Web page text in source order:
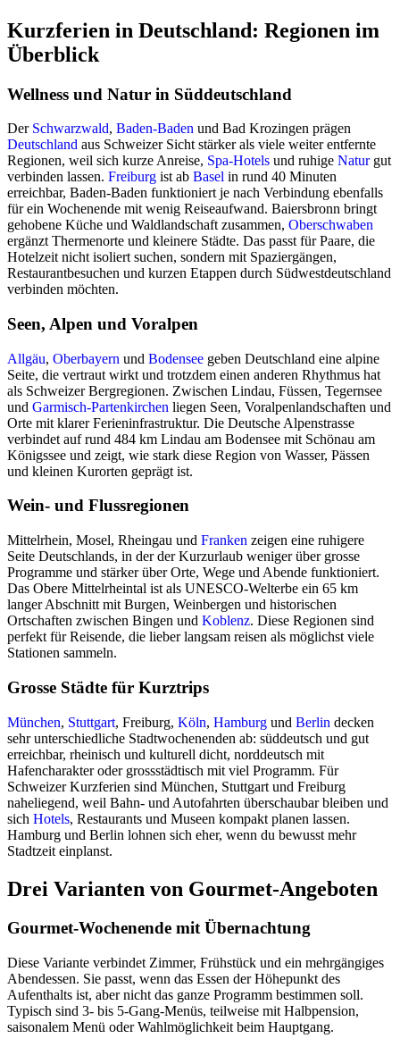
Kurzferien in Deutschland: Regionen im
Überblick
Wellness und Natur in Süddeutschland
Der Schwarzwald, Baden-Baden und Bad Krozingen prägen
Deutschland aus Schweizer Sicht stärker als viele weiter entfernte
Regionen, weil sich kurze Anreise, Spa-Hotels und ruhige Naturgut
verbinden lassen. Freiburg ist ab Basel in rund 40 Minuten
erreichbar, Baden-Baden funktioniert je nach Verbindung ebenfalls
für ein Wochenende mit wenig Reiseaufwand. Baiersbronn bringt
gehobene Küche und Waldlandschaft zusammen, Oberschwaben
ergänzt Thermenorte und kleinere Städte. Das passt für Paare, die
Hotelzeit nicht isoliert suchen, sondern mit Spaziergängen,
Restaurantbesuchen und kurzen Etappen durch Südwestdeutschland
verbinden möchten.
Seen, Alpen und Voralpen
Allgäu, Oberbayern und Bodensee geben Deutschland eine alpine
Seite, die vertraut wirkt und trotzdem einen anderen Rhythmus hat
als Schweizer Bergregionen. Zwischen Lindau, Füssen, Tegernsee
und Garmisch-Partenkirchen liegen Seen, Voralpenlandschaften und
Orte mit klarer Ferieninfrastruktur. Die Deutsche Alpenstrasse
verbindet auf rund 484 km Lindau am Bodensee mit Schönau am
Königssee und zeigt, wie stark diese Region von Wasser, Pässen
und kleinen Kurorten geprägt ist.
Wein- und Flussregionen
Mittelrhein, Mosel, Rheingau und Franken zeigen eine ruhigere
Seite Deutschlands, in der der Kurzurlaub weniger über grosse
Programme und stärker über Orte, Wege und Abende funktioniert.
Das Obere Mittelrheintal ist als UNESCO-Welterbe ein 65 km
langer Abschnitt mit Burgen, Weinbergen und historischen
Ortschaften zwischen Bingen und Koblenz. Diese Regionen sind
perfekt für Reisende, die lieber langsam reisen als möglichst viele
Stationen sammeln.
Grosse Städte für Kurztrips
München, Stuttgart, Freiburg, Köln, Hamburg und Berlin decken
sehr unterschiedliche Stadtwochenenden ab: süddeutsch und gut
erreichbar, rheinisch und kulturell dicht, norddeutsch mit
Hafencharakter oder grossstädtisch mit viel Programm. Für
Schweizer Kurzferien sind München, Stuttgart und Freiburg
naheliegend, weil Bahn- und Autofahrten überschaubar bleiben und
sich Hotels, Restaurants und Museen kompakt planen lassen.
Hamburg und Berlin lohnen sich eher, wenn du bewusst mehr
Stadtzeit einplanst.
Drei Varianten von Gourmet-Angeboten
Gourmet-Wochenende mit Übernachtung
Diese Variante verbindet Zimmer, Frühstück und ein mehrgängiges
Abendessen. Sie passt, wenn das Essen der Höhepunkt des
Aufenthalts ist, aber nicht das ganze Programm bestimmen soll.
Typisch sind 3- bis 5-Gang-Menüs, teilweise mit Halbpension,
saisonalem Menü oder Wahlmöglichkeit beim Hauptgang.